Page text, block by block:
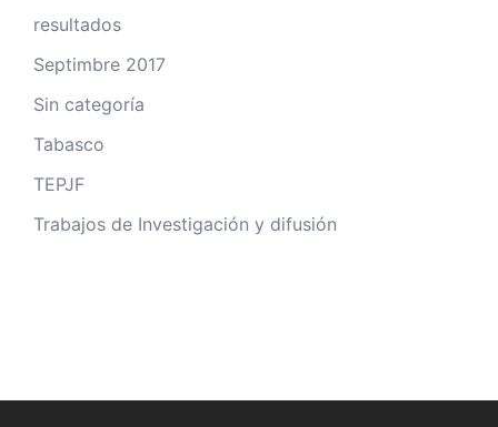
resultados
Septimbre 2017
Sin categoría
Tabasco
TEPJF
Trabajos de Investigación y difusión